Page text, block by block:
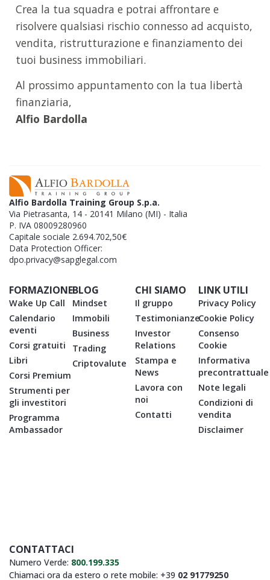
Crea la tua squadra e potrai affrontare e
risolvere qualsiasi rischio connesso ad acquisto,
vendita, ristrutturazione e finanziamento dei
tuoi business immobiliari.
Al prossimo appuntamento con la tua libertà
finanziaria,
Alfio Bardolla
Alfio Bardolla Training Group S.p.a.
Via Pietrasanta, 14 - 20141 Milano (MI) - Italia
P. IVA 08009280960
Capitale sociale 2.694.702,50€
Data Protection Officer:
dpo.privacy@sapglegal.com
FORMAZIONE
Wake Up Call
Calendario
eventi
Corsi gratuiti
Libri
Corsi Premium
Strumenti per
gli investitori
Programma
Ambassador
BLOG
Mindset
Immobili
Business
Trading
Criptovalute
CHI SIAMO
Il gruppo
Testimonianze
Investor
Relations
Stampa e
News
Lavora con
noi
Contatti
LINK UTILI
Privacy Policy
Cookie Policy
Consenso
Cookie
Informativa
precontrattuale
Note legali
Condizioni di
vendita
Disclaimer
CONTATTACI
Numero Verde: 800.199.335
Chiamaci ora da estero o rete mobile: +39 02 91779250